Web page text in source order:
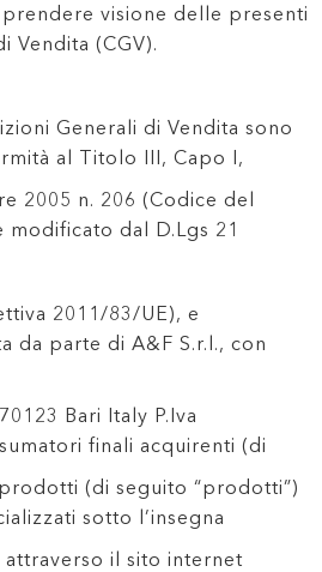
visione delle presenti
Vendita (CGV).
Generali di Vendita sono
al Titolo III, Capo I,
2005 n. 206 (Codice del
dal D.Lgs 21
2011/83/UE), e
da parte di A&F S.r.l., con
Bari Italy P.Iva
finali acquirenti (di
(di seguito “prodotti”)
sotto l’insegna
attraverso il sito internet